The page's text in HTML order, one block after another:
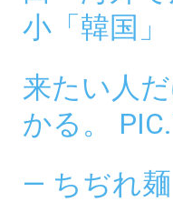
小「韓国」
来たい人
かる。
— ちぢれ麺